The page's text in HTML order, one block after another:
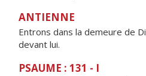
ANTIENNE
Entrons dans la demeure de
devant lui.
PSAUME : 131 - I